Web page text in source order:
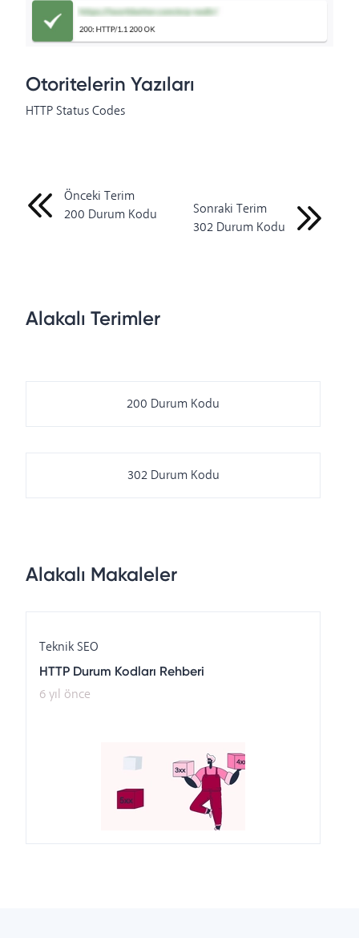
Otoritelerin Yazıları
HTTP Status Codes
Önceki Terim
200 Durum Kodu
Sonraki Terim
302 Durum Kodu
Alakalı Terimler
200 Durum Kodu
302 Durum Kodu
Alakalı Makaleler
Teknik SEO
HTTP Durum Kodları Rehberi
6 yıl önce